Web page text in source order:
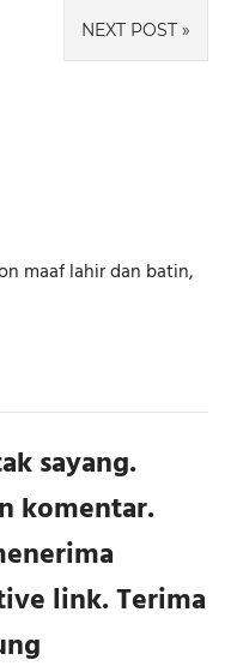
NEXT POST
maaf lahir dan batin,
sayang.
komentar.
link. Terima